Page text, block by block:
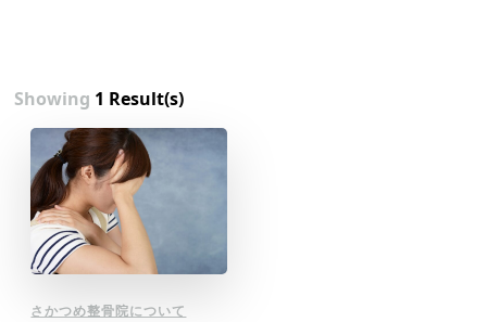
Showing 1 Result(s)
さかつめ整骨院について